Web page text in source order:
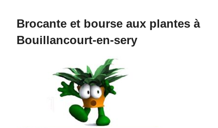
Brocante et bourse aux plantes à
Bouillancourt-en-sery